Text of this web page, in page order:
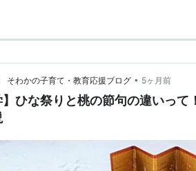
わかの子育て・教育応援ブログ • 5ヶ月前
】ひな祭りと桃の節句の違いっ